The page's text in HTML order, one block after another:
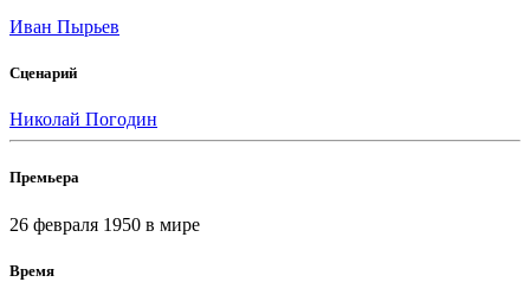
Иван Пырьев
Сценарий
Николай Погодин
Премьера
26 февраля 1950 в мире
Время